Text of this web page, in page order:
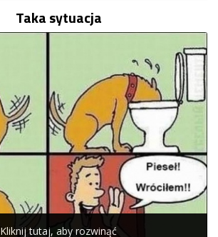
Taka sytuacja
Kliknij tutaj, aby rozwinąć